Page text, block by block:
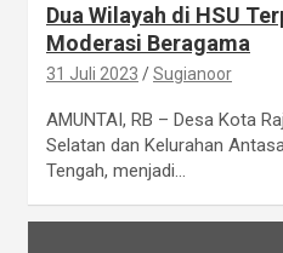
Dua Wilayah di HSU
Moderasi Beragama
31 Juli 2023 Sugianoor
AMUNTAI, RB – Desa Kota
Selatan dan Kelurahan
Tengah, menjadi…